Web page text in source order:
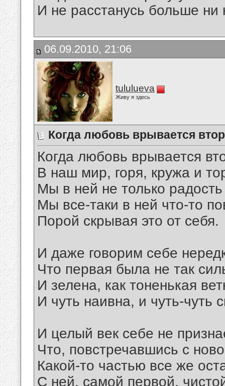
И не расстанусь больше ни
06.09.2010, 21:06
tululueva
Живу я здесь
Когда любовь врывается
Когда любовь врывается
В наш мир, горя, кружа и
Мы в ней не только
Мы все-таки в ней что-то
Порой скрывая это от себя.
И даже говорим себе
Что первая была не так
И зелена, как тоненькая
И чуть наивна, и чуть-чуть
И целый век себе не
Что, повстречавшись с
Какой-то частью все же
С ней, самой первой,